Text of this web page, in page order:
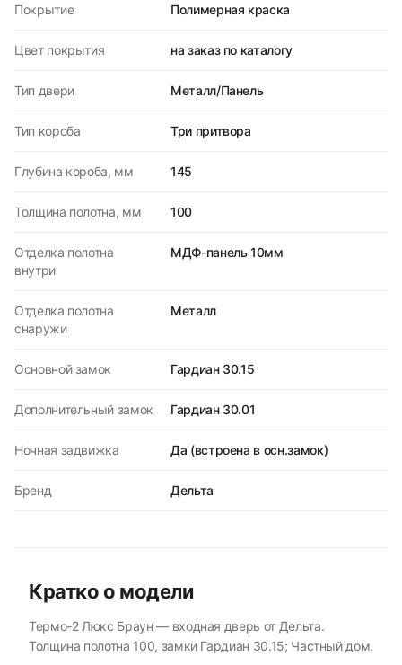
Покрытие Полимерная краска
Цвет покрытия на заказ по каталогу
Тип двери Металл/Панель
Тип короба Три притвора
Глубина короба, мм 145
Толщина полотна, мм 100
Отделка полотна
внутри
МДФ-панель 10мм
Отделка полотна
снаружи
Металл
Основной замок Гардиан 30.15
Дополнительный замок Гардиан 30.01
Ночная задвижка Да (встроена в осн.замок)
Бренд Дельта
Кратко о модели
Термо-2 Люкс Браун — входная дверь от Дельта.
Толщина полотна 100, замки Гардиан 30.15; Частный дом.